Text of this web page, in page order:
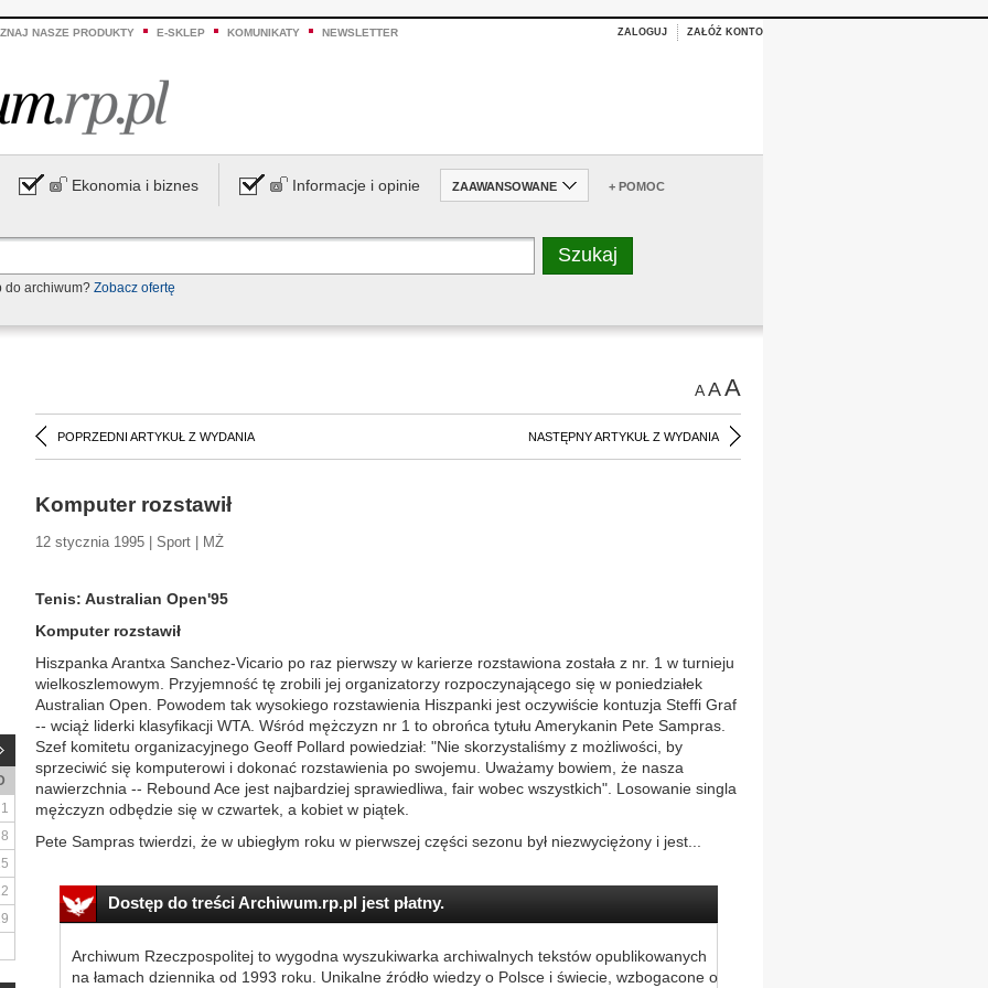
NASZE PRODUKTY E-SKLEP KOMUNIKATY NEWSLETTER ZALOGUJ ZAŁÓŻ KONTO
Ekonomia i biznes Informacje i opinie ZAAWANSOWANE + POMOC
do archiwum? Zobacz ofertę
AAA
POPRZEDNI ARTYKUŁ Z WYDANIA NASTĘPNY ARTYKUŁ Z WYDANIA
Komputer rozstawił
12 stycznia 1995 | Sport | MŻ
Tenis: Australian Open'95
Komputer rozstawił
Hiszpanka Arantxa Sanchez-Vicario po raz pierwszy w karierze rozstawiona została z nr. 1 w turnieju
wielkoszlemowym. Przyjemność tę zrobili jej organizatorzy rozpoczynającego się w poniedziałek
Australian Open. Powodem tak wysokiego rozstawienia Hiszpanki jest oczywiście kontuzja Steffi Graf
-- wciąż liderki klasyfikacji WTA. Wśród mężczyzn nr 1 to obrońca tytułu Amerykanin Pete Sampras.
Szef komitetu organizacyjnego Geoff Pollard powiedział: "Nie skorzystaliśmy z możliwości, by
sprzeciwić się komputerowi i dokonać rozstawienia po swojemu. Uważamy bowiem, że nasza
nawierzchnia -- Rebound Ace jest najbardziej sprawiedliwa, fair wobec wszystkich". Losowanie singla
mężczyzn odbędzie się w czwartek, a kobiet w piątek.
Pete Sampras twierdzi, że w ubiegłym roku w pierwszej części sezonu był niezwyciężony i jest...
Dostęp do treści Archiwum.rp.pl jest płatny.
Archiwum Rzeczpospolitej to wygodna wyszukiwarka archiwalnych tekstów opublikowanych
na łamach dziennika od 1993 roku. Unikalne źródło wiedzy o Polsce i świecie, wzbogacone o
1
8